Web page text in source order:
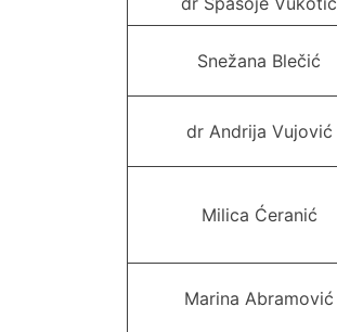
Snežana Blečić
dr Andrija Vujović
Milica Ćeranić
Marina Abramović